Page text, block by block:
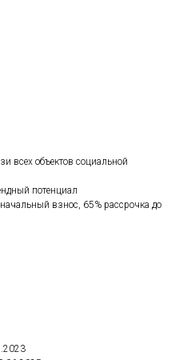
всех объектов социальной
потенциал
взнос, 65% рассрочка до